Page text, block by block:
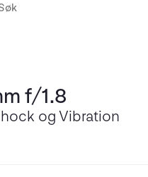
f/1.8
og Vibration